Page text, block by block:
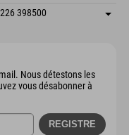
l'adresse
d'arrivée
398500
Nous détestons les
vous désabonner à